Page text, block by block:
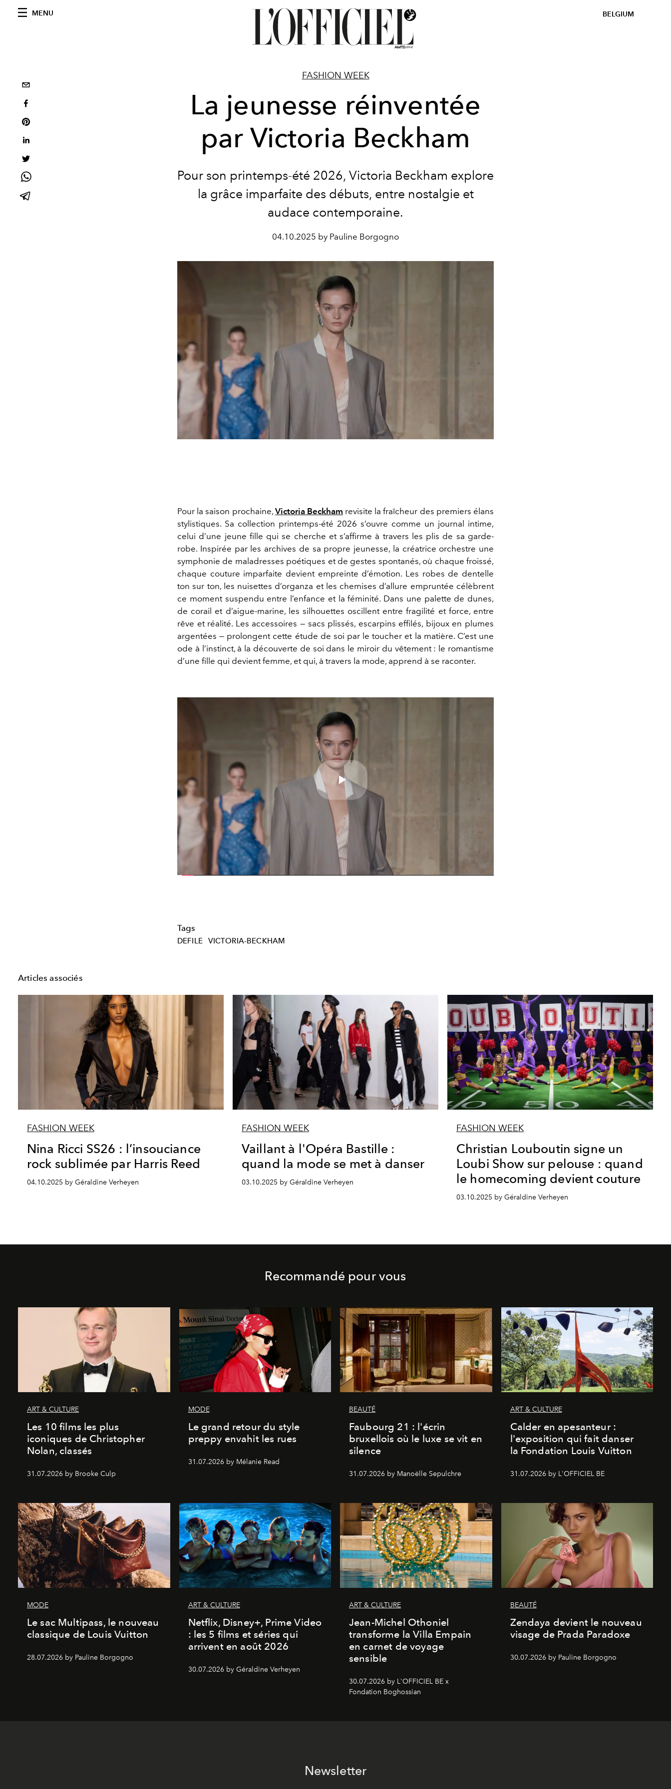
MENU BELGIUM
FASHION WEEK
La jeunesse réinventée
par Victoria Beckham
Pour son printemps-été 2026, Victoria Beckham explore
la grâce imparfaite des débuts, entre nostalgie et
audace contemporaine.
04.10.2025 by Pauline Borgogno
Pour la saison prochaine, Victoria Beckham revisite la fraîcheur des premiers élans
stylistiques. Sa collection printemps-été 2026 s’ouvre comme un journal intime,
celui d’une jeune fille qui se cherche et s’affirme à travers les plis de sa garde-
robe. Inspirée par les archives de sa propre jeunesse, la créatrice orchestre une
symphonie de maladresses poétiques et de gestes spontanés, où chaque froissé,
chaque couture imparfaite devient empreinte d’émotion. Les robes de dentelle
ton sur ton, les nuisettes d’organza et les chemises d’allure empruntée célèbrent
ce moment suspendu entre l’enfance et la féminité. Dans une palette de dunes,
de corail et d’aigue-marine, les silhouettes oscillent entre fragilité et force, entre
rêve et réalité. Les accessoires — sacs plissés, escarpins effilés, bijoux en plumes
argentées — prolongent cette étude de soi par le toucher et la matière. C’est une
ode à l’instinct, à la découverte de soi dans le miroir du vêtement : le romantisme
d’une fille qui devient femme, et qui, à travers la mode, apprend à se raconter.
Play
Video
Tags
DEFILE VICTORIA-BECKHAM
Articles associés
FASHION WEEK
Nina Ricci SS26 : l’insouciance
rock sublimée par Harris Reed
04.10.2025 by Géraldine Verheyen
FASHION WEEK
Vaillant à l'Opéra Bastille :
quand la mode se met à danser
03.10.2025 by Géraldine Verheyen
FASHION WEEK
Christian Louboutin signe un
Loubi Show sur pelouse : quand
le homecoming devient couture
03.10.2025 by Géraldine Verheyen
Recommandé pour vous
ART & CULTURE
Les 10 films les plus
iconiques de Christopher
Nolan, classés
31.07.2026 by Brooke Culp
MODE
Le grand retour du style
preppy envahit les rues
31.07.2026 by Mélanie Read
BEAUTÉ
Faubourg 21 : l'écrin
bruxellois où le luxe se vit en
silence
31.07.2026 by Manoëlle Sepulchre
ART & CULTURE
Calder en apesanteur :
l'exposition qui fait danser
la Fondation Louis Vuitton
31.07.2026 by L'OFFICIEL BE
MODE
Le sac Multipass, le nouveau
classique de Louis Vuitton
28.07.2026 by Pauline Borgogno
ART & CULTURE
Netflix, Disney+, Prime Video
: les 5 films et séries qui
arrivent en août 2026
30.07.2026 by Géraldine Verheyen
ART & CULTURE
Jean-Michel Othoniel
transforme la Villa Empain
en carnet de voyage
sensible
30.07.2026 by L'OFFICIEL BE x
Fondation Boghossian
BEAUTÉ
Zendaya devient le nouveau
visage de Prada Paradoxe
30.07.2026 by Pauline Borgogno
Newsletter